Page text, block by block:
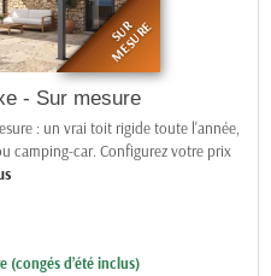
SUR
MESURE
- Sur mesure
: un vrai toit rigide toute l'année,
camping-car. Configurez votre prix
(congés d’été inclus)